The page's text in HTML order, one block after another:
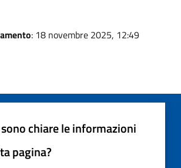
: 18 novembre 2025, 12:49
chiare le informazioni
pagina?